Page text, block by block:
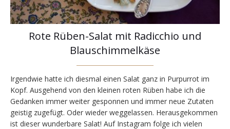
Rote Rüben-Salat mit Radicchio und
Blauschimmelkäse
Irgendwie hatte ich diesmal einen Salat ganz in Purpurrot im
Kopf. Ausgehend von den kleinen roten Rüben habe ich die
Gedanken immer weiter gesponnen und immer neue Zutaten
geistig zugefügt. Oder wieder weggelassen. Herausgekommen
ist dieser wunderbare Salat! Auf Instagram folge ich vielen